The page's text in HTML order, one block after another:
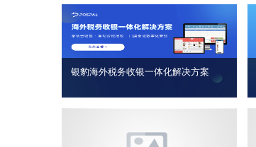
银豹海外税务收银一体化解决方案